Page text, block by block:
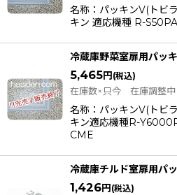
名称：パッキンV(トビ
キン 適応機種 R-
冷蔵庫野菜室扉用パッ
5,465円(税込)
在庫数×只今 在庫調整中
名称：パッキンV(トビ
キン適応機種R-
CME
冷蔵庫チルド室扉用パ
1,426円(税込)